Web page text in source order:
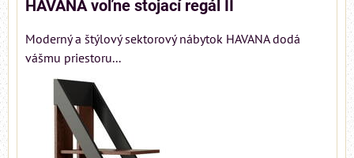
HAVANA voľne stojací regál II
Moderný a štýlový sektorový nábytok HAVANA dodá
vášmu priestoru...